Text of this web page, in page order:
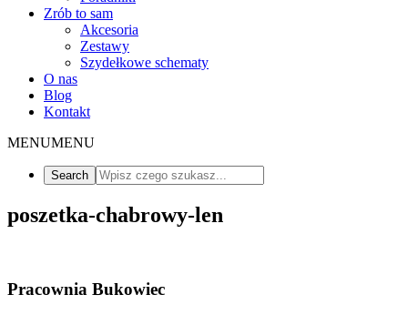
Zrób to sam
Akcesoria
Zestawy
Szydełkowe schematy
O nas
Blog
Kontakt
MENUMENU
poszetka-chabrowy-len
Pracownia Bukowiec